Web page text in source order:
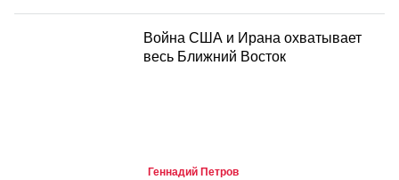
Война США и Ирана охватывает
весь Ближний Восток
Геннадий Петров